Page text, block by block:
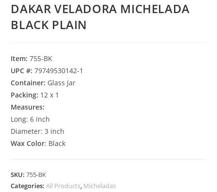
DAKAR VELADORA MICHELADA
BLACK PLAIN
Item: 755-BK
UPC #: 79749530142-1
Container: Glass Jar
Packing: 12 x 1
Measures:
Long: 6 inch
Diameter: 3 inch
Wax Color: Black
SKU:755-BK
Categories:All Products, Micheladas